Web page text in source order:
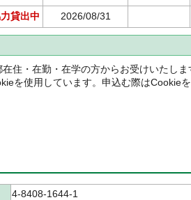
貸出中 2026/08/31
在住・在勤・在学の方からお受けいたしま
を使用しています。申込む際はCookie
4-8408-1644-1